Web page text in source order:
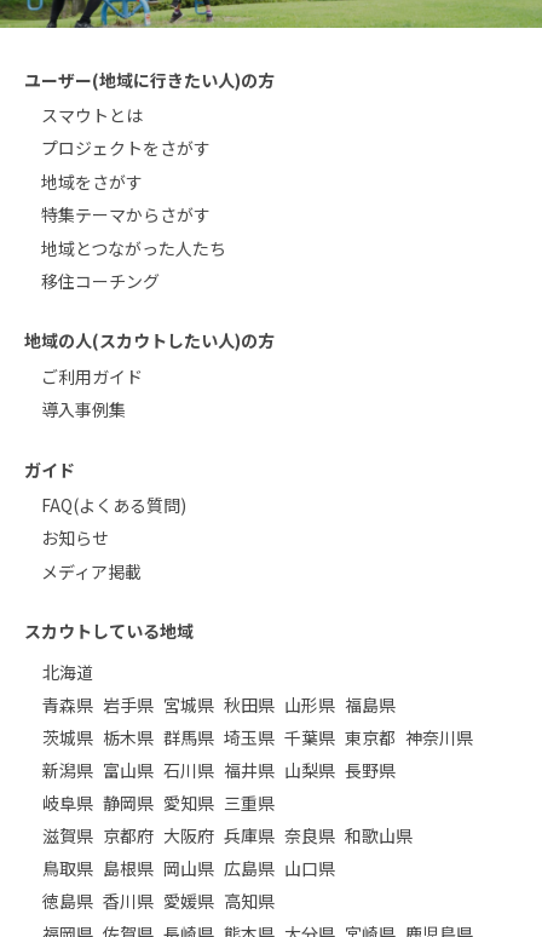
ユーザー(地域に行きたい人)の方
スマウトとは
プロジェクトをさがす
地域をさがす
特集テーマからさがす
地域とつながった人たち
移住コーチング
地域の人(スカウトしたい人)の方
ご利用ガイド
導入事例集
ガイド
FAQ(よくある質問)
お知らせ
メディア掲載
スカウトしている地域
北海道
青森県 岩手県 宮城県 秋田県 山形県 福島県
茨城県 栃木県 群馬県 埼玉県 千葉県 東京都 神奈川県
新潟県 富山県 石川県 福井県 山梨県 長野県
岐阜県 静岡県 愛知県 三重県
滋賀県 京都府 大阪府 兵庫県 奈良県 和歌山県
鳥取県 島根県 岡山県 広島県 山口県
徳島県 香川県 愛媛県 高知県